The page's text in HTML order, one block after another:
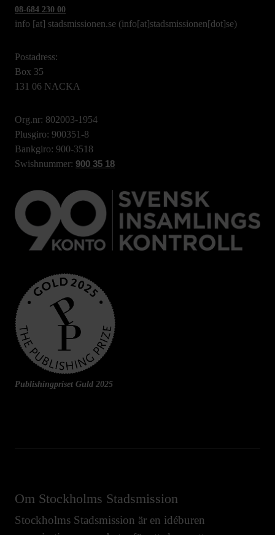
08-684 230 00
info [at] stadsmissionen.se (info[at]stadsmissionen[dot]se)
Postadress:
Box 35
131 06 NACKA
Org.nr: 802003-1954
Plusgiro: 900351-8
Bankgiro: 900-3518
Swishnummer: 900 35 18
Publishingpriset Guld 2025
Om Stockholms Stadsmission
Stockholms Stadsmission är en idéburen